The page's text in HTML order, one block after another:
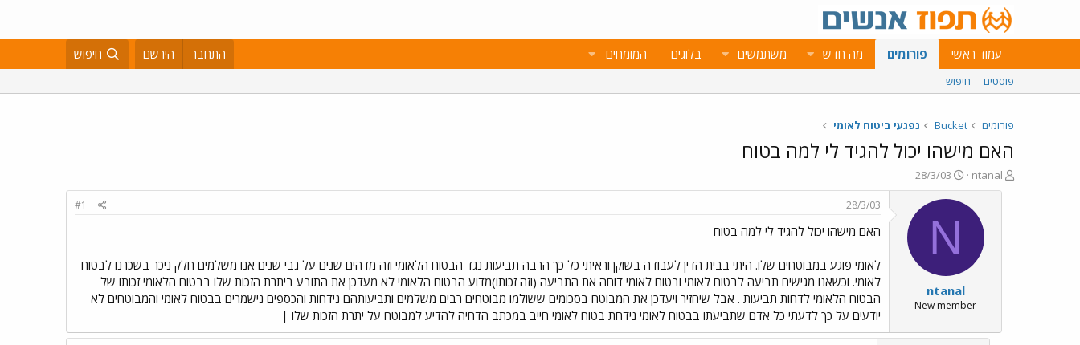
עמוד ראשי פורומים מה חדש משתמשים בלוגים המומחים התחבר הירשם חיפוש
פוסטים חיפוש
פורומים Bucket נפגעי ביטוח לאומי
האם מישהו יכול להגיד לי למה בטוח
פ
ו
ntanal
פ
ו
ר
ם
ב
א
ר
י
28/3/03
N
ntanal
New member
28/3/03
#1
האם מישהו יכול להגיד לי למה בטוח
לאומי פוגע במבוטחים שלו. היתי בבית הדין לעבודה בשוקן וראיתי כל כך הרבה תביעות נגד הבטוח הלאומי וזה מדהים שנים על גבי שנים אנו משלמים חלק ניכר בשכרנו לבטוח
לאומי. וכשאנו מגישים תביעה לבטוח לאומי ובטוח לאומי דוחה את התביעה (וזה זכותו)מדוע הבטוח הלאומי לא מעדכן את התובע ביתרת הזכות שלו בבטוח הלאומי זכותו של
הבטוח הלאומי לדחות תביעות . אבל שיחזיר ויעדכן את המבוטח בסכומים ששולמו מבוטחים רבים משלמים ותביעותהם נידחות והכספים נישמרים בבטוח לאומי והמבוטחים לא
יודעים על כך לדעתי כל אדם שתביעתו בבטוח לאומי נידחת בטוח לאומי חייב במכתב הדחיה להדיע למבוטח על יתרת הזכות שלו |